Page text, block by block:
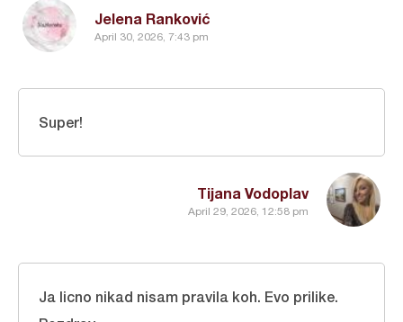
Jelena Ranković
April 30, 2026, 7:43 pm
Tijana Vodoplav
April 29, 2026, 12:58 pm
Super!
Ja licno nikad nisam pravila koh. Evo prilike.